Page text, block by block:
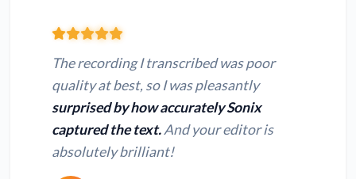
The recording I transcribed was poor
quality at best, so I was pleasantly
surprised by how accurately Sonix
captured the text.And your editor is
absolutely brilliant!